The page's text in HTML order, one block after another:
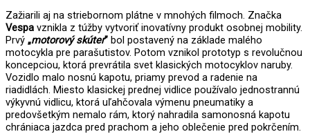
Zažiarili aj na striebornom plátne v mnohých filmoch. Značka
Vespa vznikla z túžby vytvoriť inovatívny produkt osobnej mobility.
Prvý „motorový skúter” bol postavený na základe malého
motocykla pre parašutistov. Potom vznikol prototyp s revolučnou
koncepciou, ktorá prevrátila svet klasických motocyklov naruby.
Vozidlo malo nosnú kapotu, priamy prevod a radenie na
riadidlách. Miesto klasickej prednej vidlice používalo jednostrannú
výkyvnú vidlicu, ktorá uľahčovala výmenu pneumatiky a
predovšetkým nemalo rám, ktorý nahradila samonosná kapotu
chrániaca jazdca pred prachom a jeho oblečenie pred pokrčením.